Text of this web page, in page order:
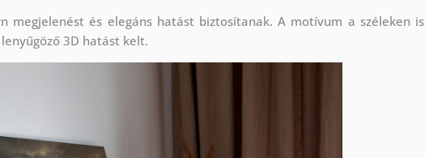
megjelenést és elegáns hatást biztosítanak. A motívum a széleken is
3D hatást kelt.